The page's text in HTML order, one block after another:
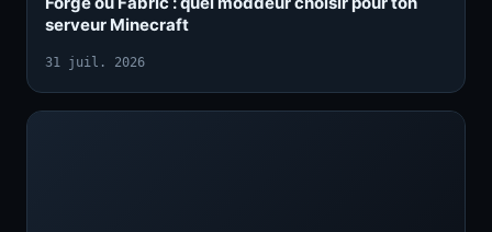
serveur Minecraft
31 juil. 2026